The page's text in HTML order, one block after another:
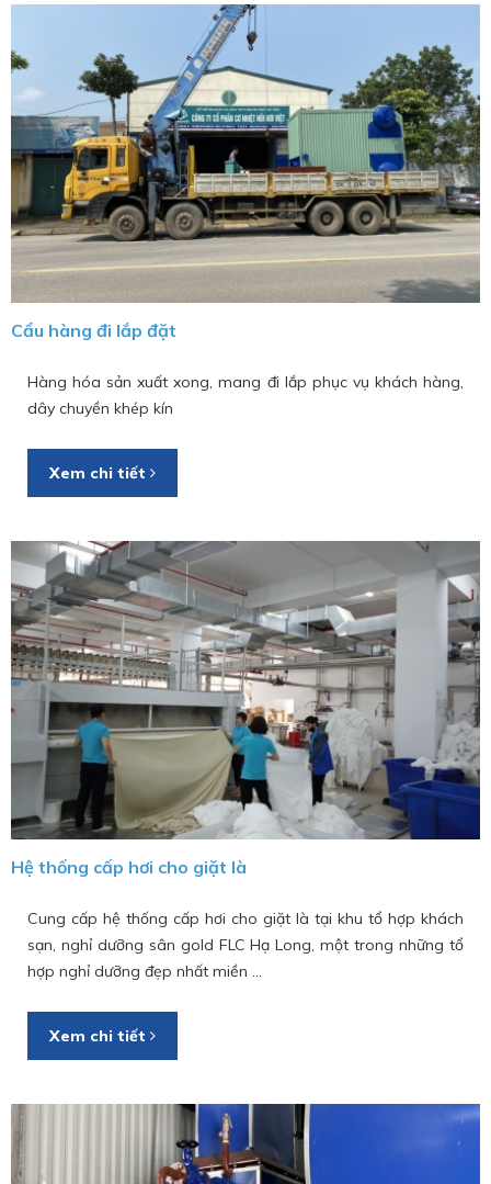
Cẩu hàng đi lắp đặt
Hàng hóa sản xuất xong, mang đi lắp phục vụ khách hàng,
dây chuyền khép kín
Xem chi tiết
Hệ thống cấp hơi cho giặt là
Cung cấp hệ thống cấp hơi cho giặt là tại khu tổ hợp khách
sạn, nghỉ dưỡng sân gold FLC Hạ Long, một trong những tổ
hợp nghỉ dưỡng đẹp nhất miền ...
Xem chi tiết